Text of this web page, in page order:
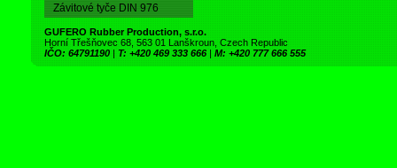
Závitové tyče DIN 976
GUFERO Rubber Production, s.r.o.
Horní Třešňovec 68, 563 01 Lanškroun, Czech Republic
IČO: 64791190 | T: +420 469 333 666 | M: +420 777 666 555